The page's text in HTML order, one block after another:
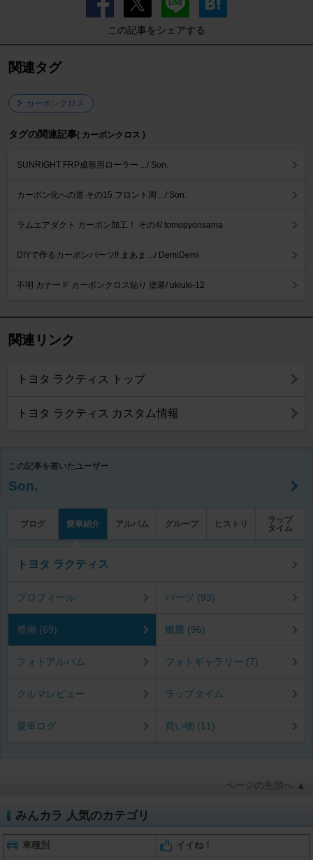
この記事をシェアする
関連タグ
カーボンクロス
タグの関連記事( カーボンクロス )
SUNRIGHT FRP成形用ローラー .../ Son.
カーボン化への道 その15 フロント周 .../ Son.
ラムエアダクト カーボン加工！ その4/ tomopyonsama
DIYで作るカーボンパーツ!! まあま .../ DemiDemi
不明 カナード カーボンクロス貼り 塗装/ ukiuki-12
関連リンク
トヨタ ラクティス トップ
トヨタ ラクティス カスタム情報
この記事を書いたユーザー
Son.
ブログ 愛車紹介 アルバム グループ ヒストリ
ラップ
タイム
トヨタ ラクティス
プロフィール パーツ (93)
整備 (69) 燃費 (96)
フォトアルバム フォトギャラリー (7)
クルマレビュー ラップタイム
愛車ログ 買い物 (11)
ページの先頭へ ▲
みんカラ 人気のカテゴリ
車種別 イイね！